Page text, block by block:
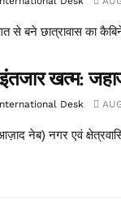
से बने छात्रावास का
खत्म:
Desk
नेब) नगर एवं